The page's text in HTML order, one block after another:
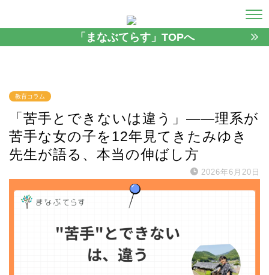
「まなぶてらす」TOPへ
教育コラム
「苦手とできないは違う」——理系が
苦手な女の子を12年見てきたみゆき
先生が語る、本当の伸ばし方
2026年6月20日